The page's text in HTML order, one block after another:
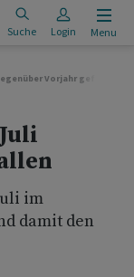
Suche Login Menu
Vorjahr gefallen
im
damit den